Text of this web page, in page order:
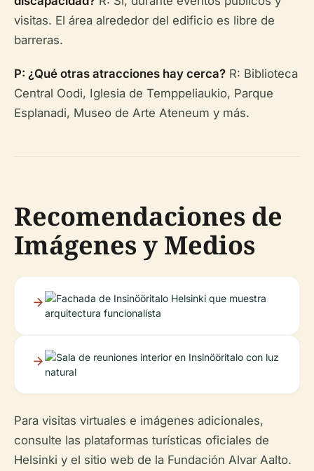
visitas. El área alrededor del edificio es libre de
barreras.
P: ¿Qué otras atracciones hay cerca? R: Biblioteca
Central Oodi, Iglesia de Temppeliaukio, Parque
Esplanadi, Museo de Arte Ateneum y más.
Recomendaciones de
Imágenes y Medios
Para visitas virtuales e imágenes adicionales,
consulte las plataformas turísticas oficiales de
Helsinki y el sitio web de la Fundación Alvar Aalto.